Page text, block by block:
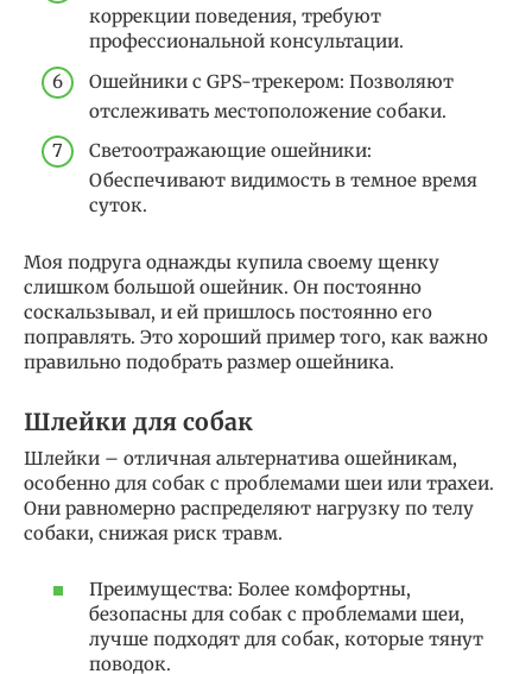
коррекции поведения, требуют
профессиональной консультации.
Ошейники с GPS-трекером: Позволяют
отслеживать местоположение собаки.
Светоотражающие ошейники:
Обеспечивают видимость в темное время
суток.
Моя подруга однажды купила своему щенку
слишком большой ошейник. Он постоянно
соскальзывал, и ей пришлось постоянно его
поправлять. Это хороший пример того, как важно
правильно подобрать размер ошейника.
Шлейки для собак
Шлейки – отличная альтернатива ошейникам,
особенно для собак с проблемами шеи или трахеи.
Они равномерно распределяют нагрузку по телу
собаки, снижая риск травм.
Преимущества: Более комфортны,
безопасны для собак с проблемами шеи,
лучше подходят для собак, которые тянут
поводок.